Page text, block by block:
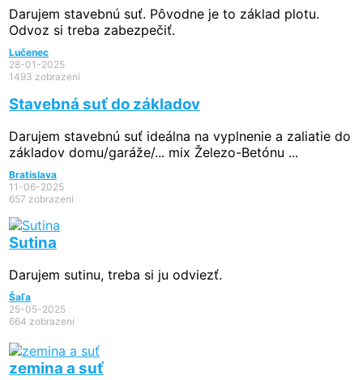
Darujem stavebnú suť. Pôvodne je to základ plotu.
Odvoz si treba zabezpečiť.
Lučenec
28-01-2025
1493 zobrazení
Stavebná suť do základov
Darujem stavebnú suť ideálna na vyplnenie a zaliatie do
základov domu/garáže/... mix Železo-Betónu ...
Bratislava
11-06-2025
657 zobrazení
Sutina
Darujem sutinu, treba si ju odviezť.
Šaľa
25-05-2025
664 zobrazení
zemina a suť